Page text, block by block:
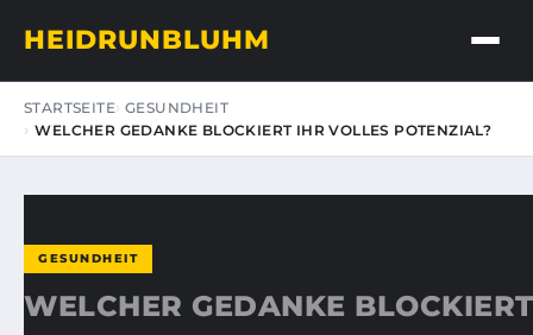
HEIDRUNBLUHM
STARTSEITE GESUNDHEIT
WELCHER GEDANKE BLOCKIERT IHR VOLLES POTENZIAL?
GESUNDHEIT
WELCHER GEDANKE